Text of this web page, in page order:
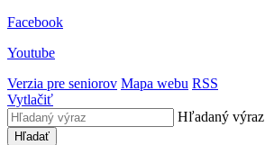
Facebook
Youtube
Verzia pre seniorov Mapa webu RSS
Vytlačiť
Hľadaný výraz
Hľadať